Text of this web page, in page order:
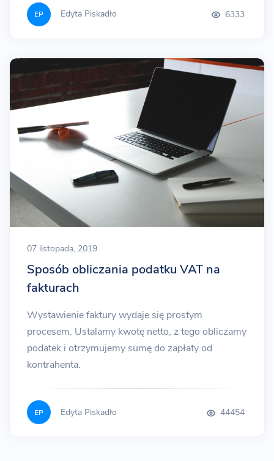
EP Edyta Piskadło 6333
07 listopada, 2019
Sposób obliczania podatku VAT na
fakturach
Wystawienie faktury wydaje się prostym
procesem. Ustalamy kwotę netto, z tego obliczamy
podatek i otrzymujemy sumę do zapłaty od
kontrahenta.
EP Edyta Piskadło 44454